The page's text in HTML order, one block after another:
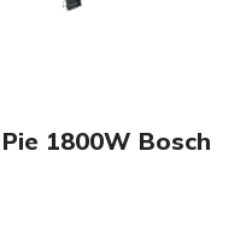
1800W Bosch